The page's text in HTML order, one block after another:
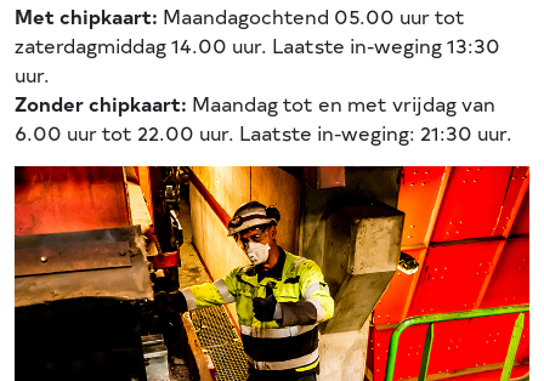
Met chipkaart: Maandagochtend 05.00 uur tot
zaterdagmiddag 14.00 uur. Laatste in-weging 13:30
uur.
Zonder chipkaart: Maandag tot en met vrijdag van
6.00 uur tot 22.00 uur. Laatste in-weging: 21:30 uur.